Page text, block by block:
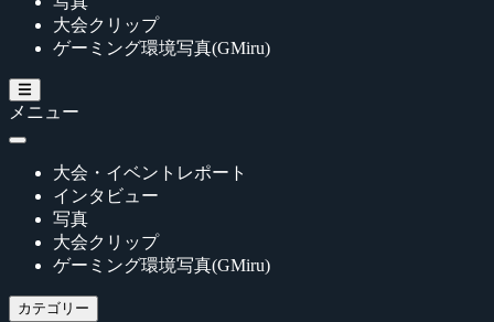
大会クリップ
ゲーミング環境写真(GMiru)
メニュー
大会・イベントレポート
インタビュー
写真
大会クリップ
ゲーミング環境写真(GMiru)
カテゴリー